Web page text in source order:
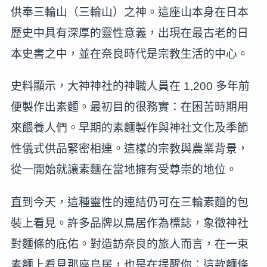
供奉三輪山（三輪山）之神。這座山本身在日本
歷史中具有深厚的靈性意義，出現在最古老的日
本史書之中，並在奈良時代是宗教生活的中心。
史料顯示，大神神社的神職人員在 1,200 多年前
便製作出素麵。最初目的很務實：在困苦時期用
來餵養人們。早期的素麵製作與神社文化及季節
性儀式供品緊密相連。這樣的宗教與農業背景，
從一開始就讓素麵在當地擁有受尊崇的地位。
直到今天，這種靈性的連結仍可在三輪素麵的包
裝上看見。許多品牌以鳥居作為標誌，象徵神社
對麵條的庇佑。對造訪奈良的旅人而言，在一束